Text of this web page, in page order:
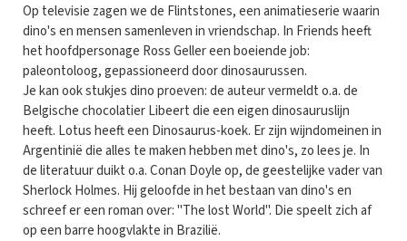
Op televisie zagen we de Flintstones, een animatieserie waarin
dino's en mensen samenleven in vriendschap. In Friends heeft
het hoofdpersonage Ross Geller een boeiende job:
paleontoloog, gepassioneerd door dinosaurussen.
Je kan ook stukjes dino proeven: de auteur vermeldt o.a. de
Belgische chocolatier Libeert die een eigen dinosauruslijn
heeft. Lotus heeft een Dinosaurus-koek. Er zijn wijndomeinen in
Argentinië die alles te maken hebben met dino's, zo lees je. In
de literatuur duikt o.a. Conan Doyle op, de geestelijke vader van
Sherlock Holmes. Hij geloofde in het bestaan van dino's en
schreef er een roman over: "The lost World". Die speelt zich af
op een barre hoogvlakte in Brazilië.